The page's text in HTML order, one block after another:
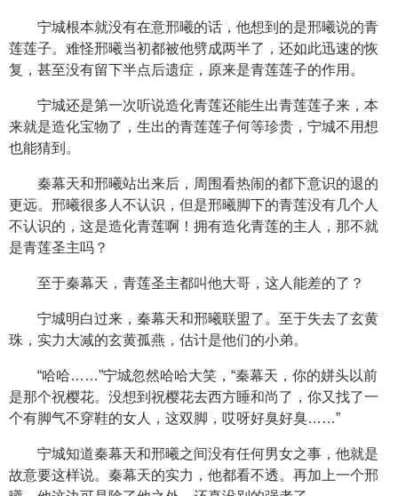
宁城根本就没有在意邢曦的话，他想到的是邢曦说的青
莲莲子。难怪邢曦当初都被他劈成两半了，还如此迅速的恢
复，甚至没有留下半点后遗症，原来是青莲莲子的作用。
宁城还是第一次听说造化青莲还能生出青莲莲子来，本
来就是造化宝物了，生出的青莲莲子何等珍贵，宁城不用想
也能猜到。
秦幕天和邢曦站出来后，周围看热闹的都下意识的退的
更远。邢曦很多人不认识，但是邢曦脚下的青莲没有几个人
不认识的，这是造化青莲啊！拥有造化青莲的主人，那不就
是青莲圣主吗？
至于秦幕天，青莲圣主都叫他大哥，这人能差的了？
宁城明白过来，秦幕天和邢曦联盟了。至于失去了玄黄
珠，实力大减的玄黄孤燕，估计是他们的小弟。
“哈哈……”宁城忽然哈哈大笑，“秦幕天，你的姘头以前
是那个祝樱花。没想到祝樱花去西方睡和尚了，你又找了一
个有脚气不穿鞋的女人，这双脚，哎呀好臭好臭……”
宁城知道秦幕天和邢曦之间没有任何男女之事，他就是
故意要这样说。秦幕天的实力，他都看不透。再加上一个邢